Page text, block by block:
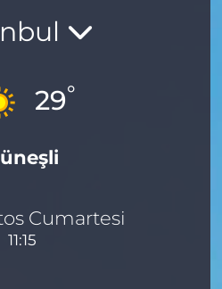
29°
Cumartesi
11:15